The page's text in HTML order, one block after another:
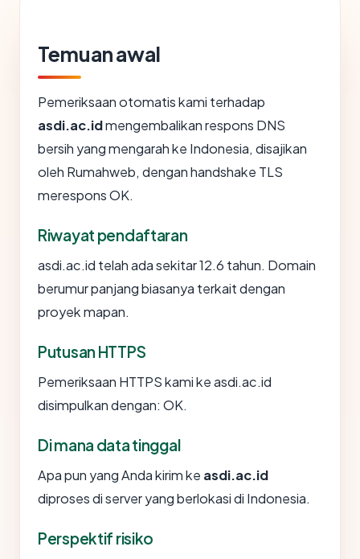
Temuan awal
Pemeriksaan otomatis kami terhadap
asdi.ac.idmengembalikan respons DNS
bersih yang mengarah ke Indonesia, disajikan
oleh Rumahweb, dengan handshake TLS
merespons OK.
Riwayat pendaftaran
asdi.ac.id telah ada sekitar 12.6 tahun. Domain
berumur panjang biasanya terkait dengan
proyek mapan.
Putusan HTTPS
Pemeriksaan HTTPS kami ke asdi.ac.id
disimpulkan dengan: OK.
Di mana data tinggal
Apa pun yang Anda kirim ke asdi.ac.id
diproses di server yang berlokasi di Indonesia.
Perspektif risiko